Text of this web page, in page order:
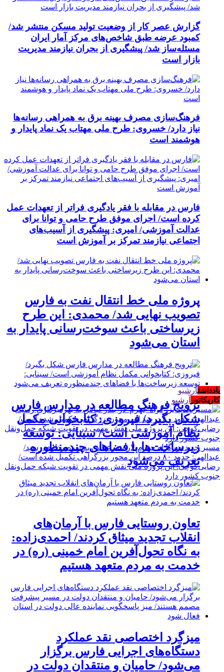
گزارش عصر کار از وضعیت تولید مسکن منتشر شد/
کمبود عرضه طبق شاخص‌های مرکز آمار ایران
مسئله‌ساز شد/ پیشگیری از بحران نیازمند مدیریت
بازار است
فرهنگ‌سازی مصرف بهینه برق به همراهی رسانه‌ها
نیاز دارد/ خسروی: طرح ملی مهتاب یک نماد پایدار و
هوشمند است
فارس در مقابله با فقر یادگیری فراتر از تعهدات عمل
کرده است/ اجرای موفق طرح حامی و توانا برای
عدالت آموزشی/ امیری: پیشگیری از آسیب‌های
اجتماعی نیازمند تمرکز بر آموزش است
پروژه ملی خط انتقال نفت به فارس
تصویب نهایی شد/ محمدی: این طرح
زیرساختی باعث سوخت‌رسانی پایدار به
استان می‌شود
ترویج فرهنگ مطالعه در مدارس فارس
شکل بگیرد/ فیروزی: کتابخوانی مکمل
نظام آموزشی است/ سینایی: توسعه
زیرساخت‌ها با فضاهای چندمنظوره
تعریف می‌شود
تعاون روستایی فارس با آرمان‌های
انقلاب تجدید میثاق کردند/ احمدی‌زاده:
به نگاه تحول‌آفرین امام خمینی (ره) در
خدمت به مردم متعهد هستیم
میزگرد اختصاصی نقد عملکرد
دستگاه‌های اجرایی فارس برگزار
می‌شود/ حامیان و منتقدان دولت در
یادداشتآرشیو
کاریکاتور آرشیو
مسیر جدید بزرگراه جهرم-لار-بندرعباس به بهره‌برداری رسید/
عبدالهی: حدود ۸۰ درصد این محور بزرگراهی تکمیل شده است/
رضایی‌کوچی: این پروژه ملی نقش مهمی در تقویت شبکه حمل‌ونقل
جنوب کشور دارد